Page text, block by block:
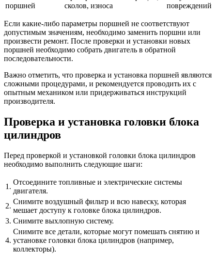
поршней
сколов, износа
повреждений
Если какие-либо параметры поршней не соответствуют
допустимым значениям, необходимо заменить поршни или
произвести ремонт. После проверки и установки новых
поршней необходимо собрать двигатель в обратной
последовательности.
Важно отметить, что проверка и установка поршней являются
сложными процедурами, и рекомендуется проводить их с
опытным механиком или придерживаться инструкций
производителя.
Проверка и установка головки блока
цилиндров
Перед проверкой и установкой головки блока цилиндров
необходимо выполнить следующие шаги:
1.
Отсоедините топливные и электрические системы
двигателя.
2.
Снимите воздушный фильтр и всю навеску, которая
мешает доступу к головке блока цилиндров.
3. Снимите выхлопную систему.
4.
Снимите все детали, которые могут помешать снятию и
установке головки блока цилиндров (например,
коллекторы).